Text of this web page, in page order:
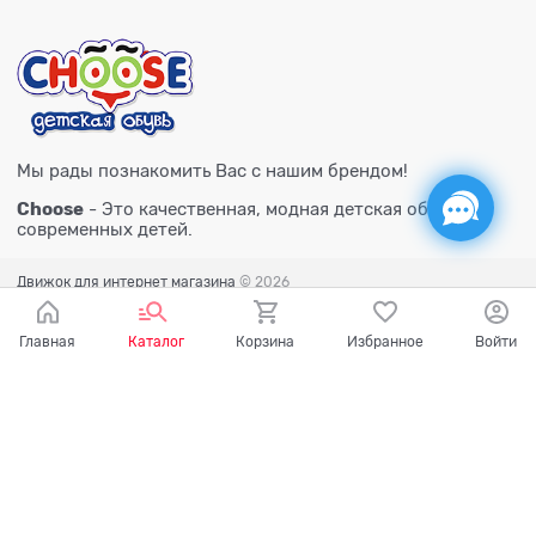
Мы рады познакомить Вас с нашим брендом!
Choose - Это качественная, модная детская обувь для
современных детей.
Движок для интернет магазина © 2026
Главная Каталог Корзина Избранное Войти